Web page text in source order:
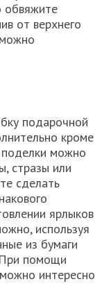
обвяжите
от верхнего
подарочной
кроме
можно
стразы или
сделать
ярлыков
используя
из бумаги
При помощи
интересно